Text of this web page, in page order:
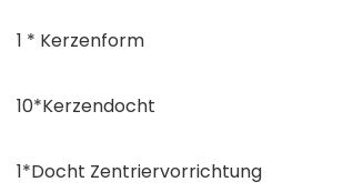
1 * Kerzenform
10*Kerzendocht
1*Docht Zentriervorrichtung